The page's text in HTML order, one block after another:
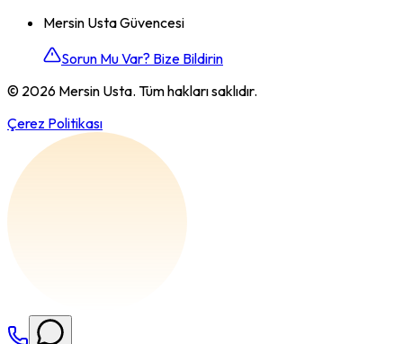
Mersin Usta Güvencesi
Sorun Mu Var? Bize Bildirin
© 2026 Mersin Usta. Tüm hakları saklıdır.
Çerez Politikası